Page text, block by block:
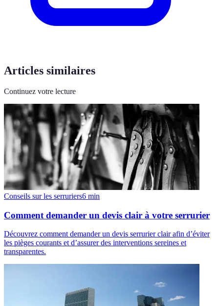
Articles similaires
Continuez votre lecture
Conseils sur les serruriers6 min
Comment demander un devis clair à votre serrurier
Découvrez comment demander un devis serrurier clair afin d’éviter
les pièges courants et d’assurer des interventions sereines et
transparentes.